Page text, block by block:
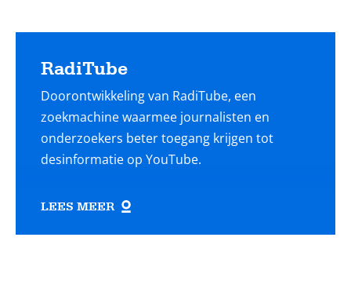
RadiTube
Doorontwikkeling van RadiTube, een
zoekmachine waarmee journalisten en
onderzoekers beter toegang krijgen tot
desinformatie op YouTube.
LEES MEER